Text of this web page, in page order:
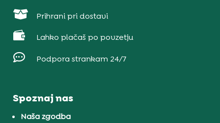
 Prihrani pri dostavi
 Lahko plačaš po povzetju
 Podpora strankam 24/7
Spoznaj nas
Naša zgodba